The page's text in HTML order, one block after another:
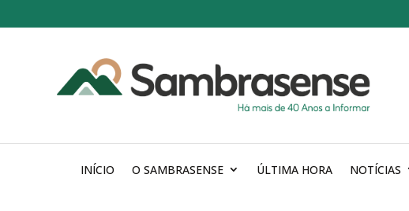
INÍCIO O SAMBRASENSE ÚLTIMA HORA NOTÍCIAS